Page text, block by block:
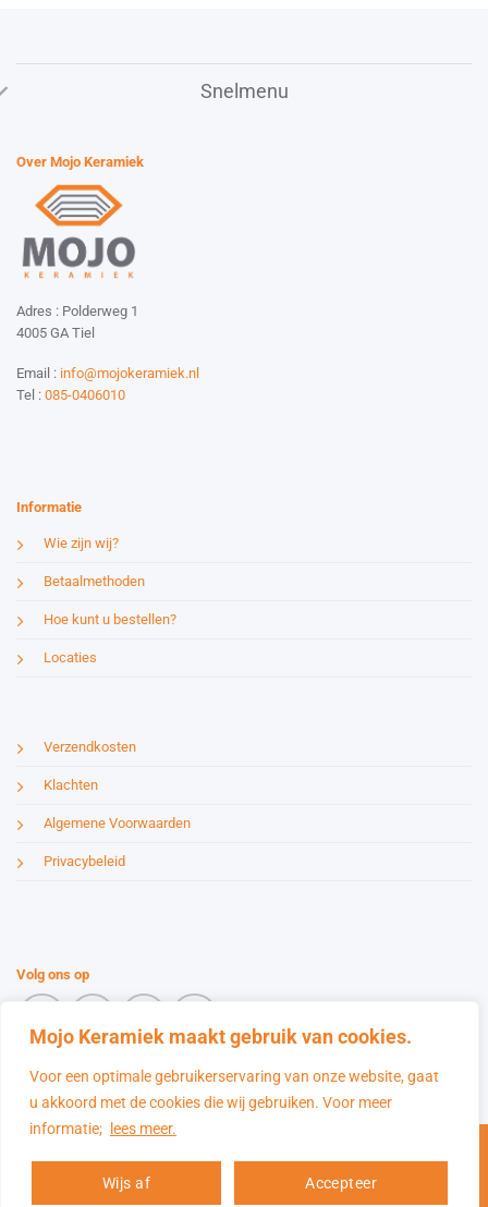
Mojo Keramiek maakt gebruik van cookies.
Voor een optimale gebruikerservaring van onze website, gaat
u akkoord met de cookies die wij gebruiken. Voor meer
informatie;
lees meer.
Wijs af Accepteer
Snelmenu
Over Mojo Keramiek
Adres : Polderweg 1
4005 GA Tiel
Email : info@mojokeramiek.nl
Tel : 085-0406010
Informatie
Wie zijn wij?
Betaalmethoden
Hoe kunt u bestellen?
Locaties
Verzendkosten
Klachten
Algemene Voorwaarden
Privacybeleid
Volg ons op
IDeal Maestro Sofort BancontactMasterCard
Copyright 2026 ©Mojo Keramiek
+